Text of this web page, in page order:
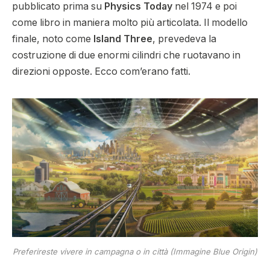
pubblicato prima su Physics Today nel 1974 e poi
come libro in maniera molto più articolata. Il modello
finale, noto come Island Three, prevedeva la
costruzione di due enormi cilindri che ruotavano in
direzioni opposte. Ecco com’erano fatti.
Preferireste vivere in campagna o in città (Immagine Blue Origin)